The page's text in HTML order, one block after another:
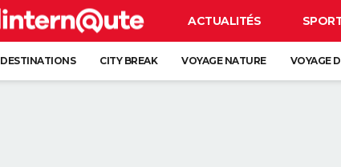
ACTUALITÉS
DESTINATIONS CITY BREAK VOYAGE NATURE VOYAGE